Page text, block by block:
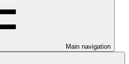
Main navigation